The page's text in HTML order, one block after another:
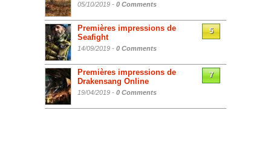
05/10/2019 - 0 Comments
Premières impressions de
Seafight
14/09/2019 - 0 Comments
5
Premières impressions de
Drakensang Online
19/04/2019 - 0 Comments
7